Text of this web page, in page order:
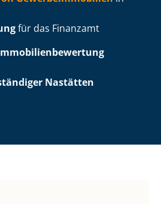
für das Finanzamt
Nastätten